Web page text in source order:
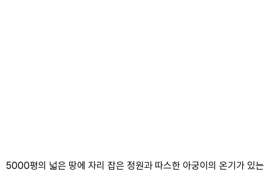
5000평의 넓은 땅에 자리 잡은 정원과 따스한 아궁이의 온기가 있는